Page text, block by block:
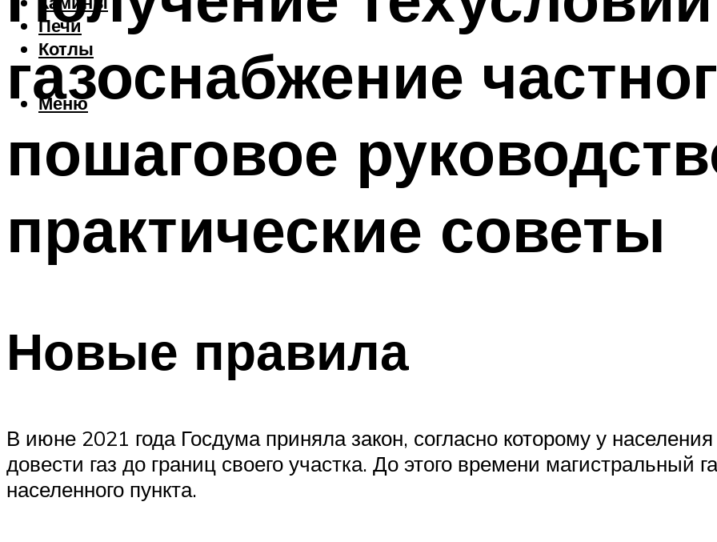
Печи
Котлы
Меню
газоснабжение
пошаговое
практические советы
Новые правила
В июне 2021 года Госдума приняла закон, согласно которому у
довести газ до границ своего участка. До этого времени магистральный
населенного пункта.